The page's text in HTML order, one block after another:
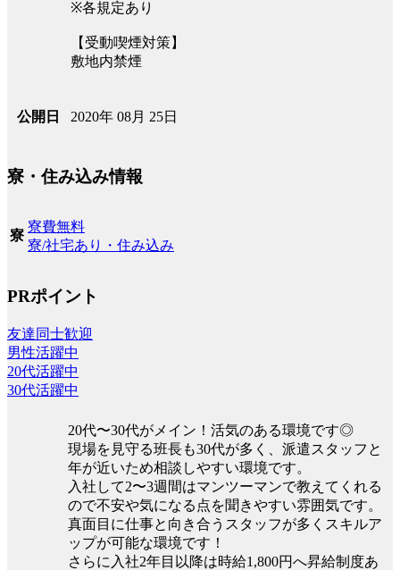
※各規定あり
【受動喫煙対策】
敷地内禁煙
公開日 2020年 08月 25日
寮・住み込み情報
寮
寮費無料
寮/社宅あり・住み込み
PRポイント
友達同士歓迎
男性活躍中
20代活躍中
30代活躍中
20代〜30代がメイン！活気のある環境です◎
現場を見守る班長も30代が多く、派遣スタッフと
年が近いため相談しやすい環境です。
入社して2〜3週間はマンツーマンで教えてくれる
ので不安や気になる点を聞きやすい雰囲気です。
真面目に仕事と向き合うスタッフが多くスキルア
ップが可能な環境です！
さらに入社2年目以降は時給1,800円へ昇給制度あ